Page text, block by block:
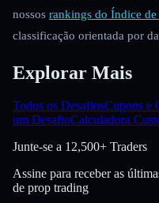
nossos rankings do Índice de
classificação orientada por
Explorar Mais
Todos os DesafiosCupons e
um DesafioCalculadora
Junte-se a 12,500+ Traders
Assine para receber as
de prop trading